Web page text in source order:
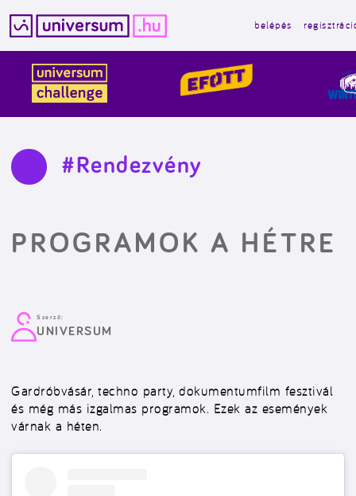
tartalomba
belépés
#Rendezvény
PROGRAMOK A HÉTRE
Szerző:
UNIVERSUM
Gardróbvásár, techno party, dokumentumfilm fesztivál
és még más izgalmas programok. Ezek az események
várnak a héten.